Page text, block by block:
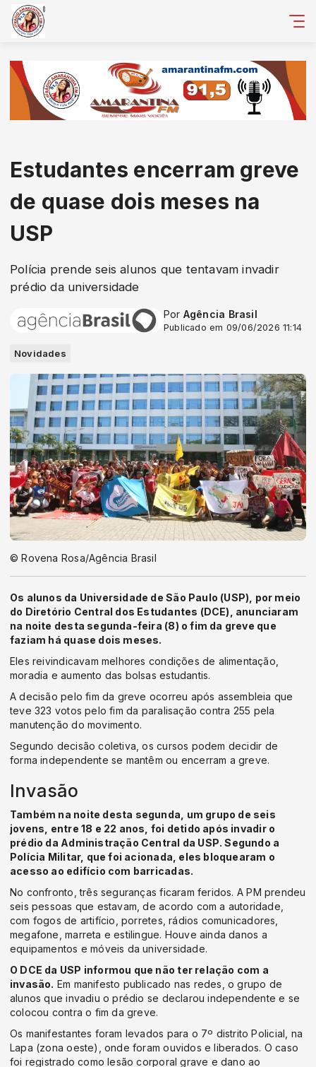
Estudantes encerram greve
de quase dois meses na
USP
Polícia prende seis alunos que tentavam invadir
prédio da universidade
Por Agência Brasil
Publicado em 09/06/2026 11:14
Novidades
© Rovena Rosa/Agência Brasil
Os alunos da Universidade de São Paulo (USP), por meio
do Diretório Central dos Estudantes (DCE), anunciaram
na noite desta segunda-feira (8) o fim da greve que
faziam há quase dois meses.
Eles reivindicavam melhores condições de alimentação,
moradia e aumento das bolsas estudantis.
A decisão pelo fim da greve ocorreu após assembleia que
teve 323 votos pelo fim da paralisação contra 255 pela
manutenção do movimento.
Segundo decisão coletiva, os cursos podem decidir de
forma independente se mantêm ou encerram a greve.
Invasão
Também na noite desta segunda, um grupo de seis
jovens, entre 18 e 22 anos, foi detido após invadir o
prédio da Administração Central da USP. Segundo a
Polícia Militar, que foi acionada, eles bloquearam o
acesso ao edifício com barricadas.
No confronto, três seguranças ficaram feridos. A PM prendeu
seis pessoas que estavam, de acordo com a autoridade,
com fogos de artifício, porretes, rádios comunicadores,
megafone, marreta e estilingue. Houve ainda danos a
equipamentos e móveis da universidade.
O DCE da USP informou que não ter relação com a
invasão. Em manifesto publicado nas redes, o grupo de
alunos que invadiu o prédio se declarou independente e se
colocou contra o fim da greve.
Os manifestantes foram levados para o 7º distrito Policial, na
Lapa (zona oeste), onde foram ouvidos e liberados. O caso
foi registrado como lesão corporal grave e dano ao